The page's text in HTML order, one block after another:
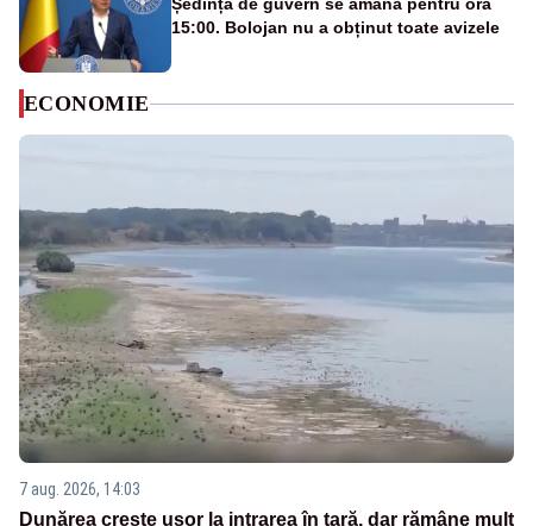
15:00. Bolojan nu a obținut toate avizele
ECONOMIE
7 aug. 2026, 14:03
Dunărea crește ușor la intrarea în țară, dar rămâne mult